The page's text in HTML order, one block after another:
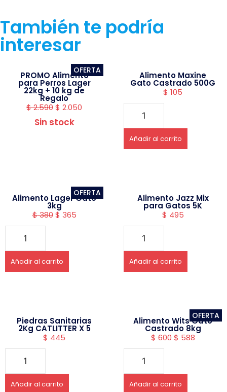
También te podría
interesar
OFERTA
PROMO Alimento
para Perros Lager
22kg + 10 kg de
Regalo
$2.590$ 2.050
Sin stock
Alimento Maxine
Gato Castrado 500G
$ 105
Añadir al carrito
OFERTA
Alimento Lager Gato
3kg
$380 $ 365
Añadir al carrito
Alimento Jazz Mix
para Gatos 5K
$ 495
Añadir al carrito
Piedras Sanitarias
2Kg CATLITTER X 5
$ 445
Añadir al carrito
OFERTA
Alimento Wits Gato
Castrado 8kg
$600 $ 588
Añadir al carrito